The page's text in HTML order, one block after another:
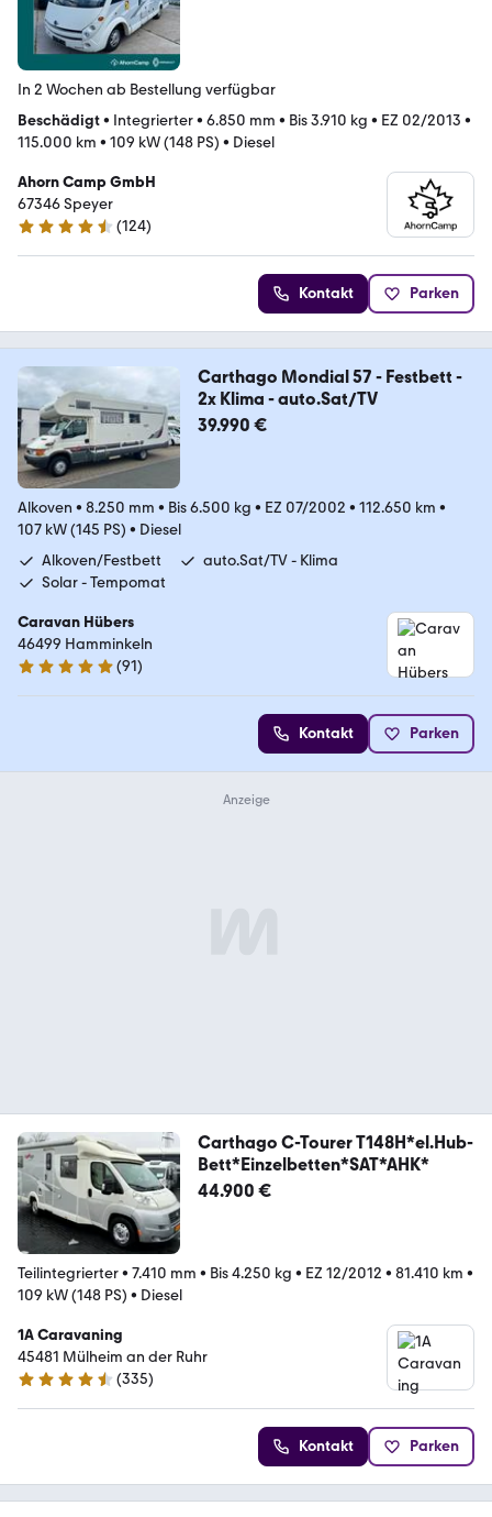
In 2 Wochen ab Bestellung verfügbar
Beschädigt• Integrierter• 6.850 mm • Bis 3.910 kg • EZ 02/2013 •
115.000 km • 109 kW (148 PS) • Diesel
Ahorn Camp GmbH
67346 Speyer
4.4 Sterne
(124)
Kontakt Parken
Carthago Mondial 57 - Festbett -
2x Klima - auto.Sat/TV
39.990 €
Alkoven • 8.250 mm • Bis 6.500 kg • EZ 07/2002 • 112.650 km •
107 kW (145 PS) • Diesel
Alkoven/Festbett
auto.Sat/TV - Klima
Solar - Tempomat
Caravan Hübers
46499 Hamminkeln
4.8 Sterne
(91)
Kontakt Parken
Carthago C-Tourer T148H*el.Hub-
Bett*Einzelbetten*SAT*AHK*
44.900 €
Teilintegrierter• 7.410 mm • Bis 4.250 kg • EZ 12/2012 • 81.410 km •
109 kW (148 PS) • Diesel
1A Caravaning
45481 Mülheim an der Ruhr
4.6 Sterne
(335)
Kontakt Parken